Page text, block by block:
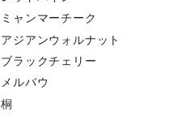
ミャンマーチーク
アジアンウォルナット
ブラックチェリー
メルバウ
桐